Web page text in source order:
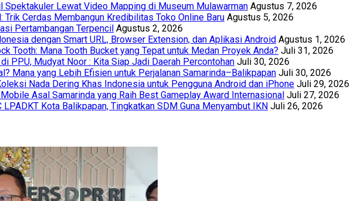
Spektakuler Lewat Video Mapping di Museum Mulawarman Agustus 7, 2026
Cerdas Membangun Kredibilitas Toko Online Baru Agustus 5, 2026
Pertambangan Terpencil Agustus 2, 2026
dengan Smart URL, Browser Extension, dan Aplikasi Android Agustus 1, 2026
Tooth: Mana Tooth Bucket yang Tepat untuk Medan Proyek Anda? Juli 31, 2026
PPU, Mudyat Noor : Kita Siap Jadi Daerah Percontohan Juli 30, 2026
Mana yang Lebih Efisien untuk Perjalanan Samarinda–Balikpapan Juli 30, 2026
Nada Dering Khas Indonesia untuk Pengguna Android dan iPhone Juli 29, 2026
Asal Samarinda yang Raih Best Gameplay Award Internasional Juli 27, 2026
Kota Balikpapan, Tingkatkan SDM Guna Menyambut IKN Juli 26, 2026